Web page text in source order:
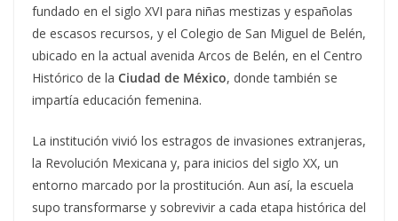
fundado en el siglo XVI para niñas mestizas y españolas
de escasos recursos, y el Colegio de San Miguel de Belén,
ubicado en la actual avenida Arcos de Belén, en el Centro
Histórico de la Ciudad de México, donde también se
impartía educación femenina.
La institución vivió los estragos de invasiones extranjeras,
la Revolución Mexicana y, para inicios del siglo XX, un
entorno marcado por la prostitución. Aun así, la escuela
supo transformarse y sobrevivir a cada etapa histórica del